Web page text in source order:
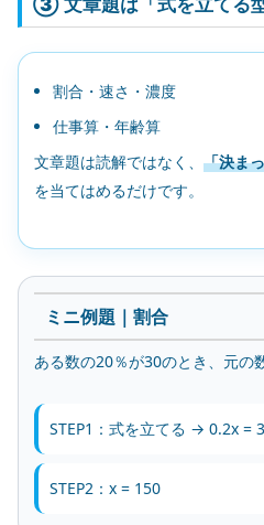
割合・速さ・濃度
仕事算・年齢算
文章題は読解ではなく、 「決ま
を当てはめるだけです。
ミニ例題｜割合
ある数の20％が30のとき、元の
STEP1：式を立てる → 0.2x =
STEP2：x = 150